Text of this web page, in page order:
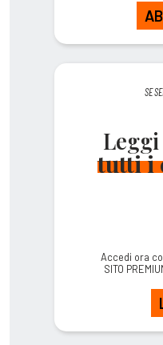
SE
tutti i
Accedi ora
SITO